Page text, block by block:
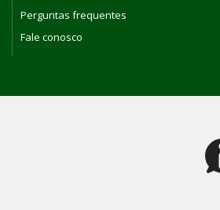
Perguntas frequentes
Fale conosco